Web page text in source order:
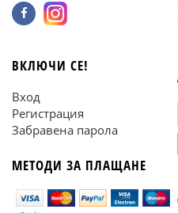
ВКЛЮЧИ СЕ!
Вход
Регистрация
Забравена парола
МЕТОДИ ЗА ПЛАЩАНЕ